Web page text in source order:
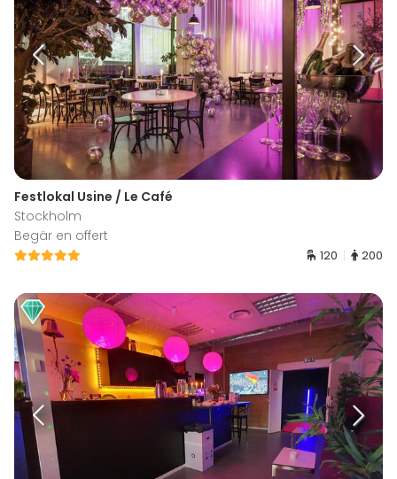
Festlokal Usine / Le Café
Stockholm
Begär en offert
120 200